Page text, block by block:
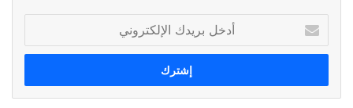
بريدك
الإلكتروني